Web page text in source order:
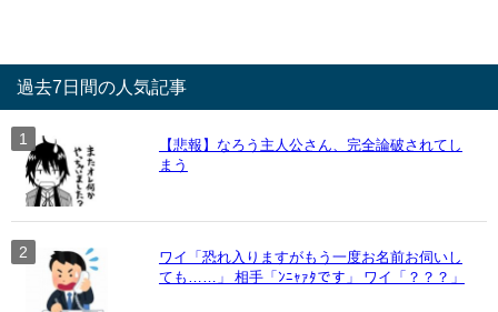
過去7日間の人気記事
【悲報】なろう主人公さん、完全論破されてし
まう
ワイ「恐れ入りますがもう一度お名前お伺いし
ても……」 相手「ﾝﾆｬｧﾀです」 ワイ「？？？」